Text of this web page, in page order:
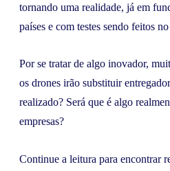
tornando uma realidade, já em
países e com testes sendo feitos
Por se tratar de algo inovador,
os drones irão substituir
realizado? Será que é algo
empresas?
Continue a leitura para encontrar